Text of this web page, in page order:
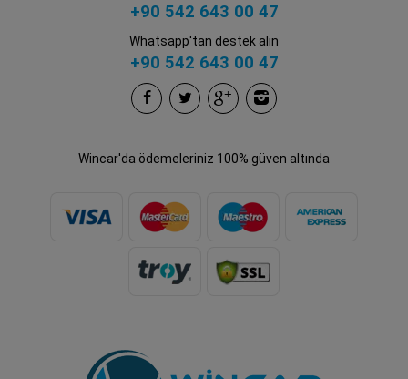
+90 542 643 00 47
Whatsapp'tan destek alın
+90 542 643 00 47
Wincar'da ödemeleriniz 100% güven altında